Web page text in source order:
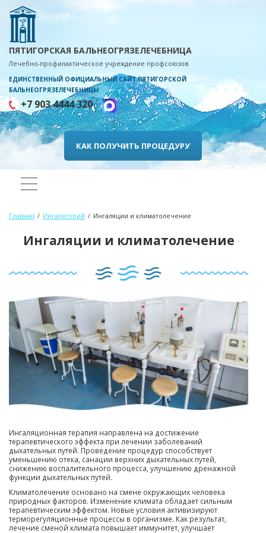
ПЯТИГОРСКАЯ БАЛЬНЕОГРЯЗЕЛЕЧЕБНИЦА
Лечебно-профилактическое учреждение профсоюзов
ЕДИНСТВЕННЫЙ ОФИЦИАЛЬНЫЙ САЙТ ПЯТИГОРСКОЙ
БАЛЬНЕОГРЯЗЕЛЕЧЕБНИЦЫ
+7 903 4444 320
КАК ПОЛУЧИТЬ ПРОЦЕДУРУ
Главная Ингаляторий Ингаляции и климатолечение
Ингаляции и климатолечение
Ингаляционная терапия направлена на достижение
терапевтического эффекта при лечении заболеваний
дыхательных путей. Проведение процедур способствует
уменьшению отека, санации верхних дыхательных путей,
снижению воспалительного процесса, улучшению дренажной
функции дыхательных путей.
Климатолечение основано на смене окружающих человека
природных факторов. Изменение климата обладает сильным
терапевтическим эффектом. Новые условия активизируют
терморегуляционные процессы в организме. Как результат,
лечение сменой климата повышает иммунитет, улучшает